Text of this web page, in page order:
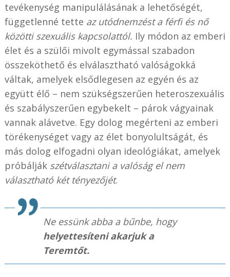
tevékenység manipulálásának a lehetőségét,
függetlenné tette az utódnemzést a férfi és nő
közötti szexuális kapcsolattól. Ily módon az emberi
élet és a szülői mivolt egymással szabadon
összeköthető és elválasztható valóságokká
váltak, amelyek elsődlegesen az egyén és az
együtt élő – nem szükségszerűen heteroszexuális
és szabályszerűen egybekelt – párok vágyainak
vannak alávetve. Egy dolog megérteni az emberi
törékenységet vagy az élet bonyolultságát, és
más dolog elfogadni olyan ideológiákat, amelyek
próbálják szétválasztani a valóság el nem
választható két tényezőjét.
Ne essünk abba a bűnbe, hogy
helyettesíteni akarjuk a
Teremtőt.